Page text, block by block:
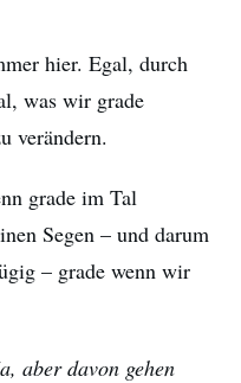
hier. Egal, durch
was wir grade
verändern.
grade im Tal
Segen – und darum
– grade wenn wir
aber davon gehen